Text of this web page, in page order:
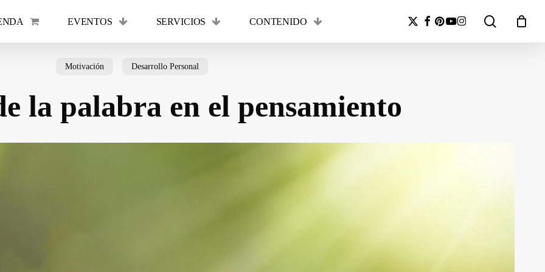
EVENTOS SERVICIOS CONTENIDO search
x-
twitter
facebook
pinterest
youtube
instagram
Cart
Close
Motivación Desarrollo Personal
la palabra en el pensamiento